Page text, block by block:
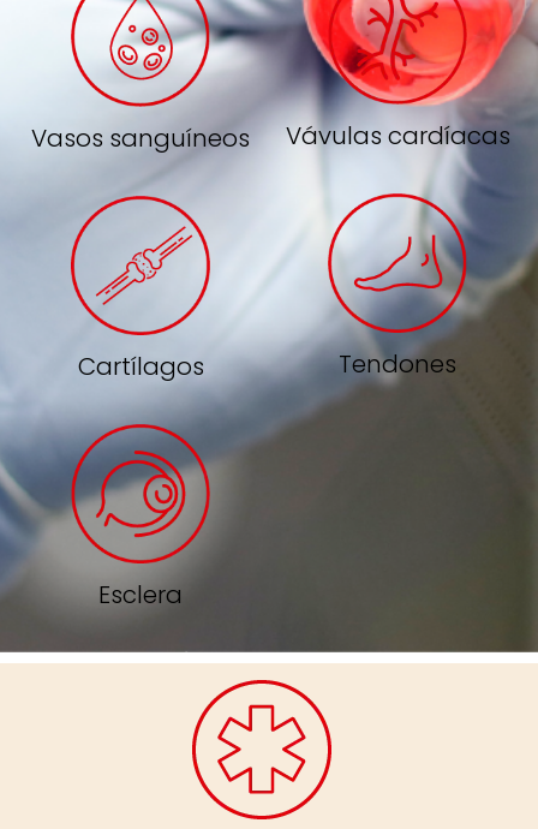
Vasos sanguíneos
Cartílagos
Esclera
Vávulas cardíacas
Tendones